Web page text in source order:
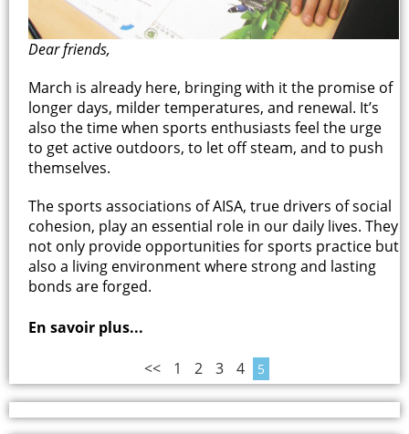
Dear friends,
March is already here, bringing with it the promise of
longer days, milder temperatures, and renewal. It’s
also the time when sports enthusiasts feel the urge
to get active outdoors, to let off steam, and to push
themselves.
The sports associations of AISA, true drivers of social
cohesion, play an essential role in our daily lives. They
not only provide opportunities for sports practice but
also a living environment where strong and lasting
bonds are forged.
En savoir plus...
<< 1 2 3 4 5